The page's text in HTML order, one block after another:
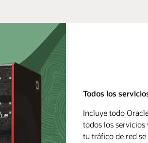
Todos los
Incluye todo
todos los servicios
tu tráfico de red